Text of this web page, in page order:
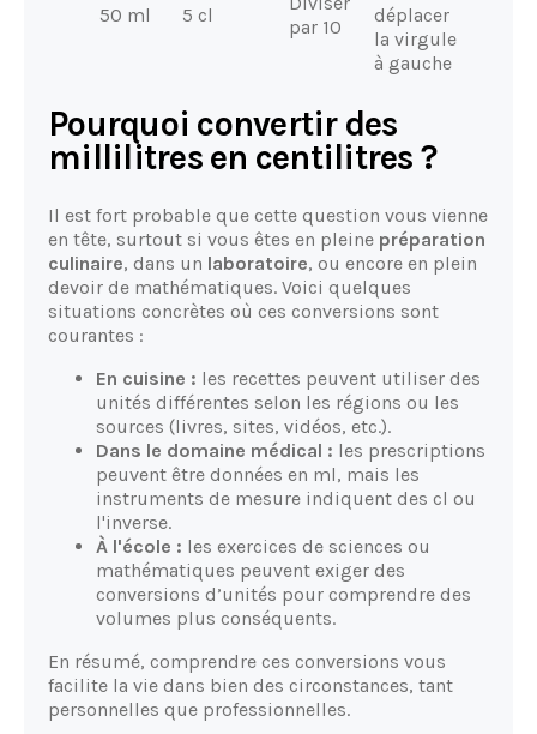
50 ml 5 cl
par 10
déplacer
la virgule
à gauche
Pourquoi convertir des
millilitres en centilitres ?
Il est fort probable que cette question vous vienne
en tête, surtout si vous êtes en pleine préparation
culinaire, dans un laboratoire, ou encore en plein
devoir de mathématiques. Voici quelques
situations concrètes où ces conversions sont
courantes :
En cuisine : les recettes peuvent utiliser des
unités différentes selon les régions ou les
sources (livres, sites, vidéos, etc.).
Dans le domaine médical : les prescriptions
peuvent être données en ml, mais les
instruments de mesure indiquent des cl ou
l'inverse.
À l'école : les exercices de sciences ou
mathématiques peuvent exiger des
conversions d’unités pour comprendre des
volumes plus conséquents.
En résumé, comprendre ces conversions vous
facilite la vie dans bien des circonstances, tant
personnelles que professionnelles.